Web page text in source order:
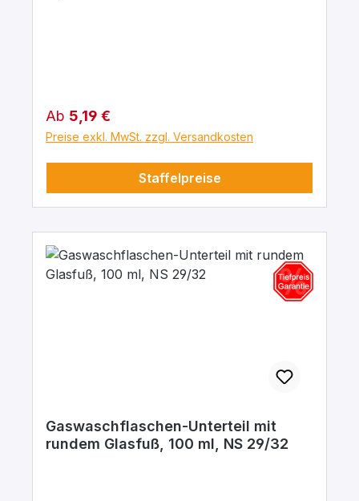
Regulärer Preis:
Ab 5,19 €
Preise exkl. MwSt. zzgl. Versandkosten
Staffelpreise
Gaswaschflaschen-Unterteil mit
rundem Glasfuß, 100 ml, NS 29/32